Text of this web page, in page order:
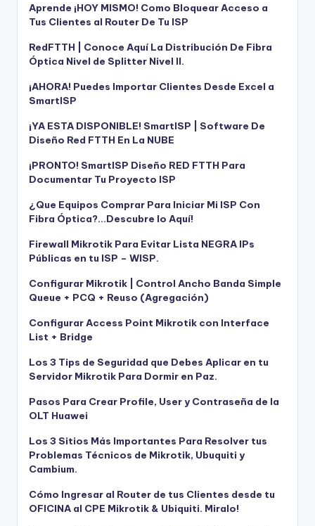
Aprende ¡HOY MISMO! Como Bloquear Acceso a
Tus Clientes al Router De Tu ISP
RedFTTH | Conoce Aquí La Distribución De Fibra
Óptica Nivel de Splitter Nivel II.
¡AHORA! Puedes Importar Clientes Desde Excel a
SmartISP
¡YA ESTA DISPONIBLE! SmartISP | Software De
Diseño Red FTTH En La NUBE
¡PRONTO! SmartISP Diseño RED FTTH Para
Documentar Tu Proyecto ISP
¿Que Equipos Comprar Para Iniciar Mi ISP Con
Fibra Óptica?…Descubre lo Aquí!
Firewall Mikrotik Para Evitar Lista NEGRA IPs
Públicas en tu ISP – WISP.
Configurar Mikrotik | Control Ancho Banda Simple
Queue + PCQ + Reuso (Agregación)
Configurar Access Point Mikrotik con Interface
List + Bridge
Los 3 Tips de Seguridad que Debes Aplicar en tu
Servidor Mikrotik Para Dormir en Paz.
Pasos Para Crear Profile, User y Contraseña de la
OLT Huawei
Los 3 Sitios Más Importantes Para Resolver tus
Problemas Técnicos de Mikrotik, Ubuquiti y
Cambium.
Cómo Ingresar al Router de tus Clientes desde tu
OFICINA al CPE Mikrotik & Ubiquiti. Miralo!